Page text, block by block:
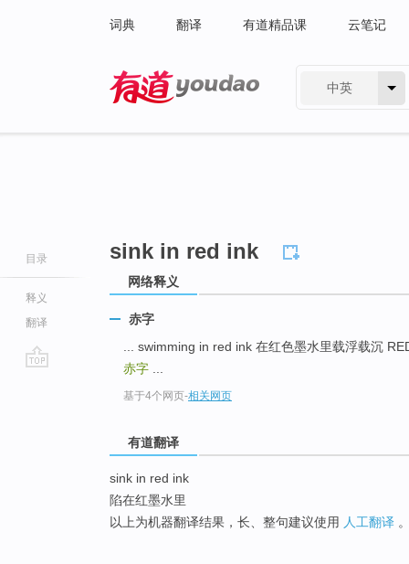
词典 翻译 有道精品课 云笔记
中英
目录
释义
翻译
sink in red ink
网络释义
赤字
... swimming in red ink 在红色墨水里载浮载沉
赤字
基于4个网页-相关网页
有道翻译
sink in red ink
陷在红墨水里
以上为机器翻译结果，长、整句建议使用 人工翻译